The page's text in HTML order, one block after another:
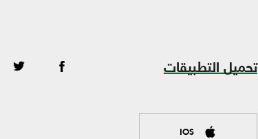
تحميل التطبيقات
IOS